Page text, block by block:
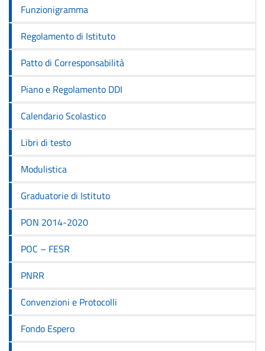
Funzionigramma
Regolamento di Istituto
Patto di Corresponsabilità
Piano e Regolamento DDI
Calendario Scolastico
Libri di testo
Modulistica
Graduatorie di Istituto
PON 2014-2020
POC – FESR
PNRR
Convenzioni e Protocolli
Fondo Espero